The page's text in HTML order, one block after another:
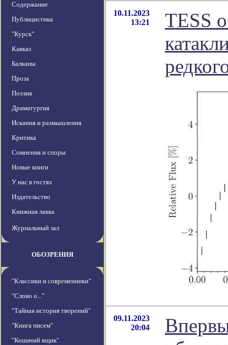
Содержание
Публицистика
"Курск"
Кавказ
Балканы
Проза
Поэзия
Драматургия
Искания и размышления
Критика
Сомнения и споры
Новые книги
У нас в гостях
Издательство
Книжная лавка
Журнальный зал
ОБОЗРЕНИЯ
"Классики и современники"
"Слово о..."
"Тайная история творений"
"Книга писем"
"Кошачий ящик"
10.11.2023
13:21
TESS
09.11.2023
20:04